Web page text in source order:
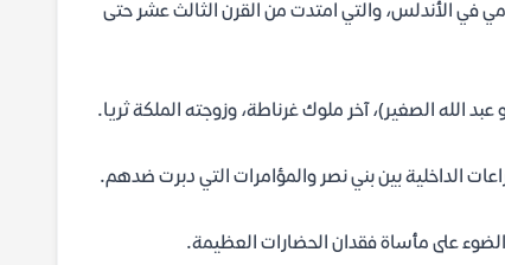
في الأندلس، والتي امتدت من القرن الثالث عشر حتى
الله الصغير)، آخر ملوك غرناطة، وزوجته الملكة ثريا.
الداخلية بين بني نصر والمؤامرات التي دبرت ضدهم.
الضوء على مأساة فقدان الحضارات العظيمة.